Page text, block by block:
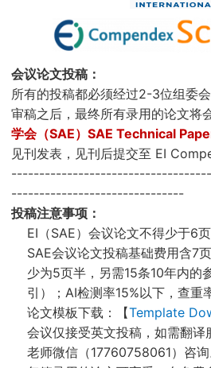
会议论文投稿：
所有的投稿都必须经过2-3位组委
审稿之后，最终所有录用的论文将
学会（SAE）SAE Technical
见刊发表，见刊后提交至 EI
-------------------------------
投稿注意事项：
EI（SAE）会议论文不得少于6页
SAE会议论文投稿基础费用含7
少为5页半，另需15条10年内的
引）；AI检测率15%以下，查重
论文模板下载：【Template
会议仅接受英文投稿，如需翻译
老师微信（17760758061）咨询